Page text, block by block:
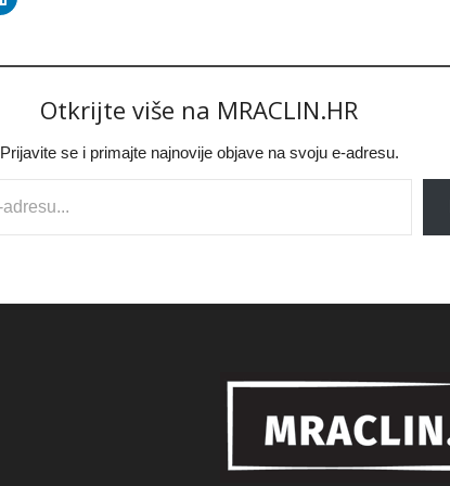
Otkrijte više na MRACLIN.HR
Prijavite se i primajte najnovije objave na svoju e-adresu.